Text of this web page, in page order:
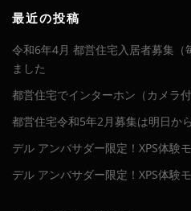
イ
最近の投稿
令和6年4月 都営住宅入居者募集（
ました
都営住宅でインターホン（カメラ
都営住宅令和5年2月募集は明日から
デル アンバサダー限定！XPS体
デル アンバサダー限定！XPS体